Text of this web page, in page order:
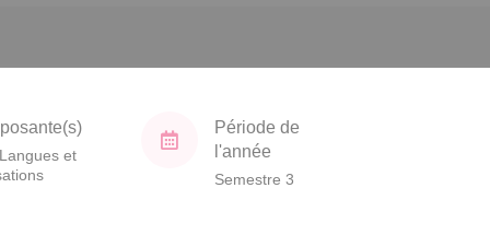
et
Période de
l'année
Semestre 3